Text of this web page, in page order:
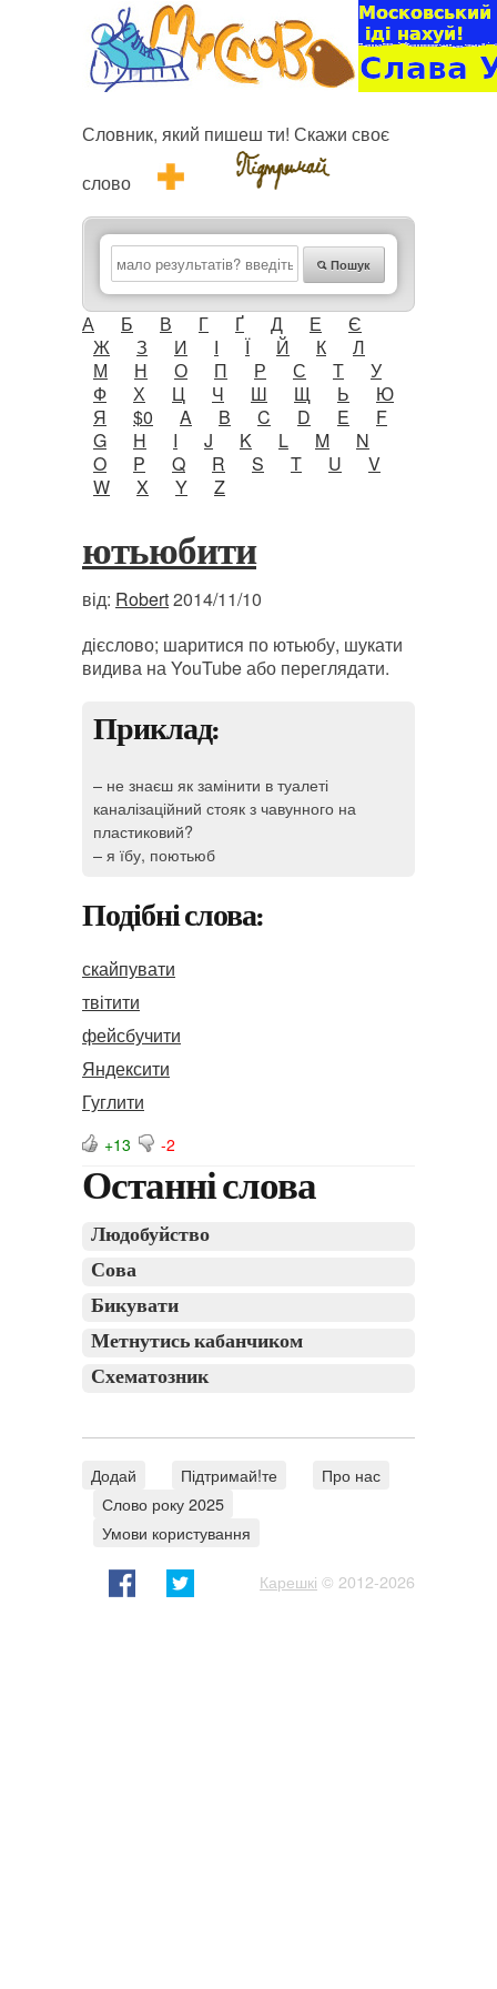
Словник, який пишеш ти! Скажи своє
слово
Пошук
А Б В Г Ґ Д Е
Є
Ж
З И І Ї Й К
Л
М
Н О П Р С Т
У
Ф
Х Ц Ч Ш Щ Ь
Ю
Я
$0 A B C D E
F
G
H I J K L M
N
O
P Q R S T U
V
W
X Y Z
ютьюбити
від: Robert2014/11/10
дієслово; шаритися по ютьюбу, шукати
видива на YouTube або переглядати.
Приклад:
– не знаєш як замінити в туалеті
каналізаційний стояк з чавунного на
пластиковий?
– я їбу, поютьюб
Подібні слова:
скайпувати
твітити
фейсбучити
Яндексити
Гуглити
+13 -2
Останні слова
Людобуйство
Сова
Бикувати
Метнутись кабанчиком
Схематозник
Додай Підтримай!те
Про нас
Слово року 2025
Умови користування
Карешкі © 2012-2026